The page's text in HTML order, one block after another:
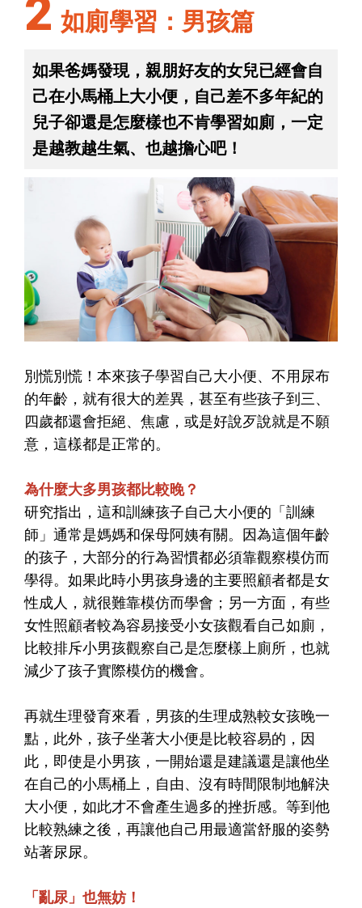
2 如廁學習：男孩篇
如果爸媽發現，親朋好友的女兒已經會自
己在小馬桶上大小便，自己差不多年紀的
兒子卻還是怎麼樣也不肯學習如廁，一定
是越教越生氣、也越擔心吧！
別慌別慌！本來孩子學習自己大小便、不用尿布
的年齡，就有很大的差異，甚至有些孩子到三、
四歲都還會拒絕、焦慮，或是好說歹說就是不願
意，這樣都是正常的。
為什麼大多男孩都比較晚？
研究指出，這和訓練孩子自己大小便的「訓練
師」通常是媽媽和保母阿姨有關。因為這個年齡
的孩子，大部分的行為習慣都必須靠觀察模仿而
學得。如果此時小男孩身邊的主要照顧者都是女
性成人，就很難靠模仿而學會；另一方面，有些
女性照顧者較為容易接受小女孩觀看自己如廁，
比較排斥小男孩觀察自己是怎麼樣上廁所，也就
減少了孩子實際模仿的機會。
再就生理發育來看，男孩的生理成熟較女孩晚一
點，此外，孩子坐著大小便是比較容易的，因
此，即使是小男孩，一開始還是建議還是讓他坐
在自己的小馬桶上，自由、沒有時間限制地解決
大小便，如此才不會產生過多的挫折感。等到他
比較熟練之後，再讓他自己用最適當舒服的姿勢
站著尿尿。
「亂尿」也無妨！